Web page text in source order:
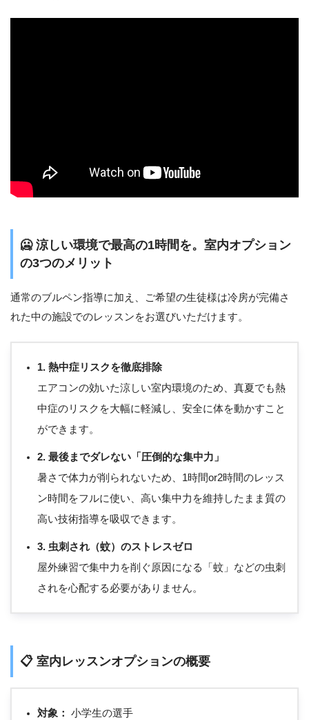
🥶 涼しい環境で最高の1時間を。室内オプション
の3つのメリット
通常のブルペン指導に加え、ご希望の生徒様は冷房が完備さ
れた中の施設でのレッスンをお選びいただけます。
1. 熱中症リスクを徹底排除
エアコンの効いた涼しい室内環境のため、真夏でも熱
中症のリスクを大幅に軽減し、安全に体を動かすこと
ができます。
2. 最後までダレない「圧倒的な集中力」
暑さで体力が削られないため、1時間or2時間のレッス
ン時間をフルに使い、高い集中力を維持したまま質の
高い技術指導を吸収できます。
3. 虫刺され（蚊）のストレスゼロ
屋外練習で集中力を削ぐ原因になる「蚊」などの虫刺
されを心配する必要がありません。
📋 室内レッスンオプションの概要
対象： 小学生の選手